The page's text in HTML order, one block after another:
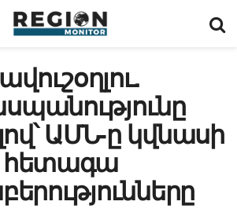
ԱՄՆ-ը կվնասի
հետագա